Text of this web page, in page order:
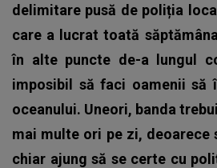
delimitare pusă de poliția
care a lucrat toată
în alte puncte de-a lungul
imposibil să faci oamenii să
oceanului. Uneori, banda
mai multe ori pe zi, deoarece
chiar ajung să se certe cu